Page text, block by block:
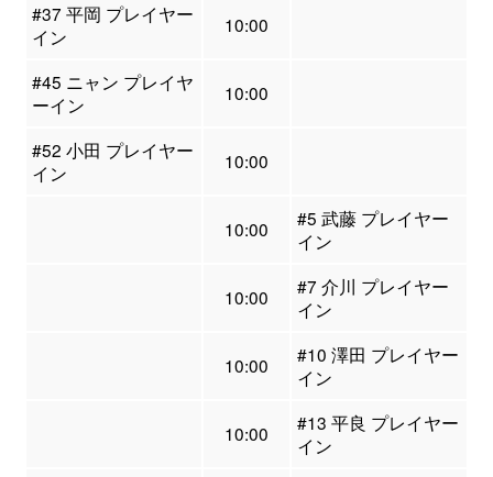
#37 平岡 プレイヤー
イン
10:00
#45 ニャン プレイヤ
ーイン
10:00
#52 小田 プレイヤー
イン
10:00
10:00
#5 武藤 プレイヤー
イン
10:00
#7 介川 プレイヤー
イン
10:00
#10 澤田 プレイヤー
イン
10:00
#13 平良 プレイヤー
イン